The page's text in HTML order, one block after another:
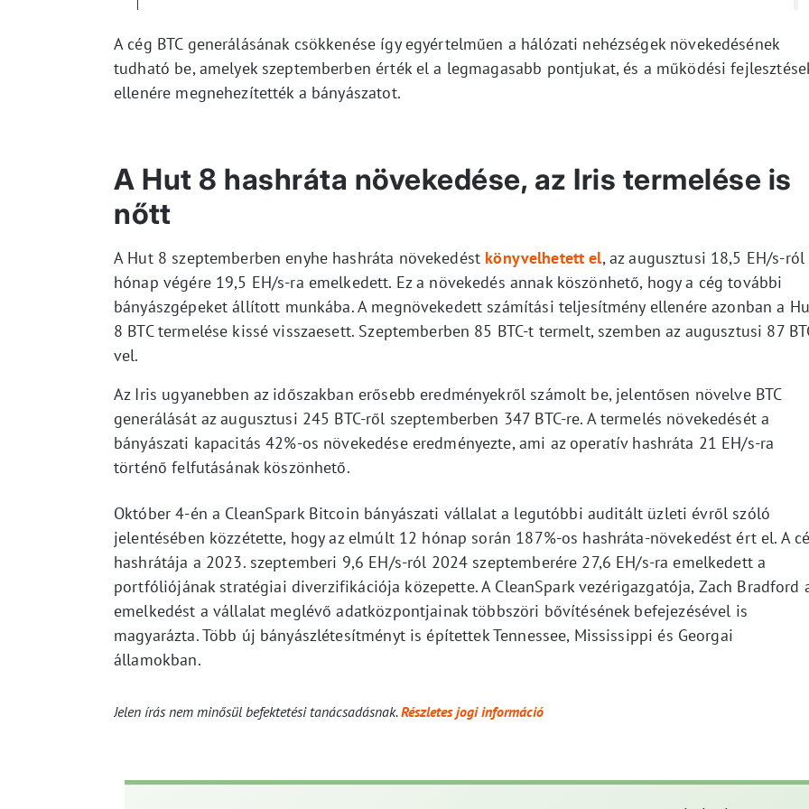
A cég BTC generálásának csökkenése így egyértelműen a hálózati nehézségek növekedésének
tudható be, amelyek szeptemberben érték el a legmagasabb pontjukat, és a működési
ellenére megnehezítették a bányászatot.
A Hut 8 hashráta növekedése, az Iris termelése is
nőtt
A Hut 8 szeptemberben enyhe hashráta növekedést könyvelhetett el, az augusztusi 18,5 EH/s-ról
hónap végére 19,5 EH/s-ra emelkedett. Ez a növekedés annak köszönhető, hogy a cég további
bányászgépeket állított munkába. A megnövekedett számítási teljesítmény ellenére azonban a
8 BTC termelése kissé visszaesett. Szeptemberben 85 BTC-t termelt, szemben az augusztusi 87
vel.
Az Iris ugyanebben az időszakban erősebb eredményekről számolt be, jelentősen növelve BTC
generálását az augusztusi 245 BTC-ről szeptemberben 347 BTC-re. A termelés növekedését a
bányászati kapacitás 42%-os növekedése eredményezte, ami az operatív hashráta 21 EH/s-ra
történő felfutásának köszönhető.
Október 4-én a CleanSpark Bitcoin bányászati vállalat a legutóbbi auditált üzleti évről szóló
jelentésében közzétette, hogy az elmúlt 12 hónap során 187%-os hashráta-növekedést ért el. A
hashrátája a 2023. szeptemberi 9,6 EH/s-ról 2024 szeptemberére 27,6 EH/s-ra emelkedett a
portfóliójának stratégiai diverzifikációja közepette. A CleanSpark vezérigazgatója, Zach Bradford
emelkedést a vállalat meglévő adatközpontjainak többszöri bővítésének befejezésével is
magyarázta. Több új bányászlétesítményt is építettek Tennessee, Mississippi és Georgai
államokban.
Jelen írás nem minősül befektetési tanácsadásnak.Részletes jogi információ